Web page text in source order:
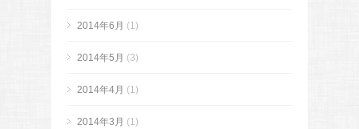
2014年6月 (1)
2014年5月 (3)
2014年4月 (1)
2014年3月 (1)